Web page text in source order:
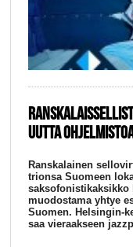
UUTTA
Ranskalainen
trionsa Suomeen
saksofonistikaksikko
muodostama yhtye
Suomen. Helsingin-
saa vieraakseen